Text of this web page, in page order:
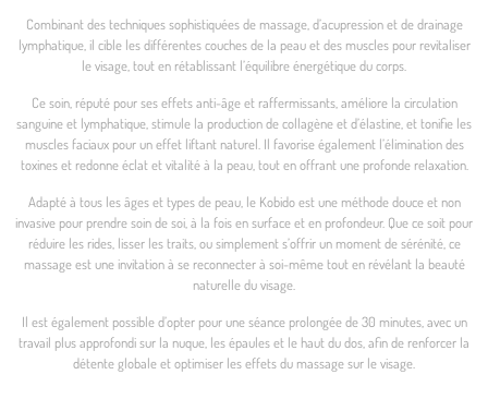
Combinant des techniques sophistiquées de massage, d’acupression et de drainage
lymphatique, il cible les différentes couches de la peau et des muscles pour revitaliser
le visage, tout en rétablissant l’équilibre énergétique du corps.
Ce soin, réputé pour ses effets anti-âge et raffermissants, améliore la circulation
sanguine et lymphatique, stimule la production de collagène et d’élastine, et tonifie les
muscles faciaux pour un effet liftant naturel. Il favorise également l’élimination des
toxines et redonne éclat et vitalité à la peau, tout en offrant une profonde relaxation.
Adapté à tous les âges et types de peau, le Kobido est une méthode douce et non
invasive pour prendre soin de soi, à la fois en surface et en profondeur. Que ce soit pour
réduire les rides, lisser les traits, ou simplement s’offrir un moment de sérénité, ce
massage est une invitation à se reconnecter à soi-même tout en révélant la beauté
naturelle du visage.
Il est également possible d’opter pour une séance prolongée de 30 minutes, avec un
travail plus approfondi sur la nuque, les épaules et le haut du dos, afin de renforcer la
détente globale et optimiser les effets du massage sur le visage.